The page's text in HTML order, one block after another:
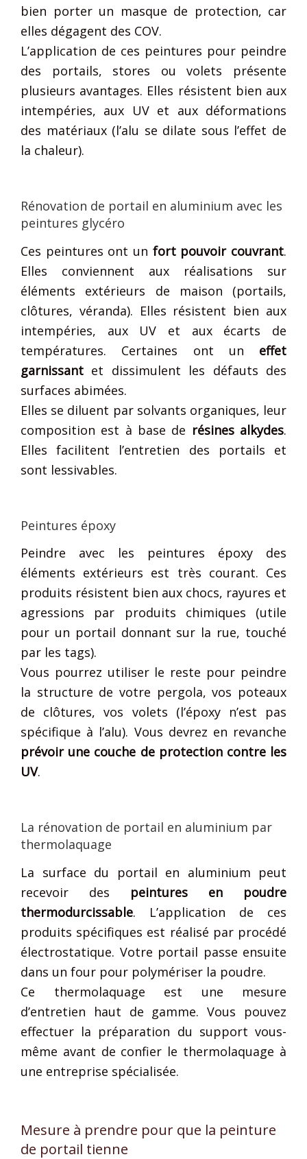
bien porter un masque de protection, car
elles dégagent des COV.
L’application de ces peintures pour peindre
des portails, stores ou volets présente
plusieurs avantages. Elles résistent bien aux
intempéries, aux UV et aux déformations
des matériaux (l’alu se dilate sous l’effet de
la chaleur).
Rénovation de portail en aluminium avec les
peintures glycéro
Ces peintures ont un fort pouvoir couvrant.
Elles conviennent aux réalisations sur
éléments extérieurs de maison (portails,
clôtures, véranda). Elles résistent bien aux
intempéries, aux UV et aux écarts de
températures. Certaines ont un effet
garnissant et dissimulent les défauts des
surfaces abimées.
Elles se diluent par solvants organiques, leur
composition est à base de résines alkydes.
Elles facilitent l’entretien des portails et
sont lessivables.
Peintures époxy
Peindre avec les peintures époxy des
éléments extérieurs est très courant. Ces
produits résistent bien aux chocs, rayures et
agressions par produits chimiques (utile
pour un portail donnant sur la rue, touché
par les tags).
Vous pourrez utiliser le reste pour peindre
la structure de votre pergola, vos poteaux
de clôtures, vos volets (l’époxy n’est pas
spécifique à l’alu). Vous devrez en revanche
prévoir une couche de protection contre les
UV.
La rénovation de portail en aluminium par
thermolaquage
La surface du portail en aluminium peut
recevoir des peintures en poudre
thermodurcissable. L’application de ces
produits spécifiques est réalisé par procédé
électrostatique. Votre portail passe ensuite
dans un four pour polymériser la poudre.
Ce thermolaquage est une mesure
d’entretien haut de gamme. Vous pouvez
effectuer la préparation du support vous-
même avant de confier le thermolaquage à
une entreprise spécialisée.
Mesure à prendre pour que la peinture
de portail tienne